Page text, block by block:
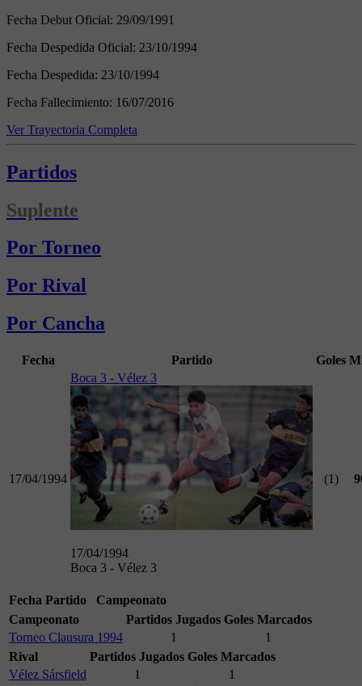
Fecha Debut Oficial: 29/09/1991
Fecha Despedida Oficial: 23/10/1994
Fecha Despedida: 23/10/1994
Fecha Fallecimiento: 16/07/2016
Ver Trayectoria Completa
Partidos
Suplente
Por Torneo
Por Rival
Por Cancha
Fecha Partido Goles
17/04/1994
Boca 3 - Vélez 3
17/04/1994
Boca 3 - Vélez 3
(1)
Fecha Partido
Campeonato
Campeonato
Partidos Jugados Goles Marcados
Torneo Clausura 1994
1
1
Rival
Partidos Jugados Goles Marcados
Vélez Sársfield
1
1